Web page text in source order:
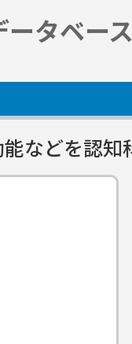
タベース
などを認